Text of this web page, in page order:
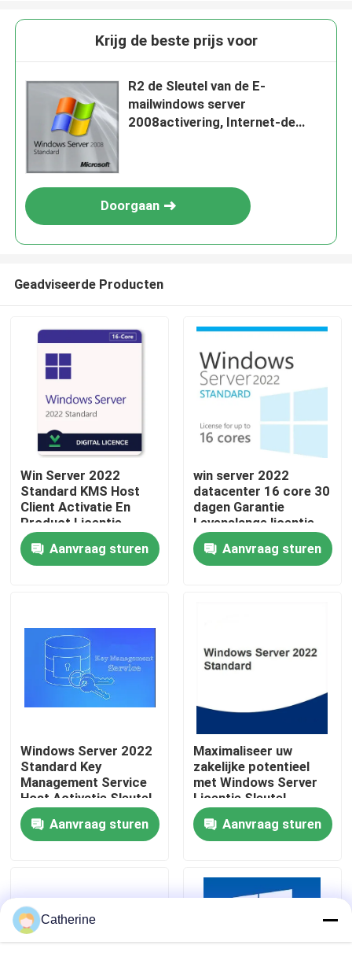
Huis
Producten
Over ons
Kwaliteitscontrole
Neem contact met ons op
Nieuws
Office 2024 Key kopen
Krijg de beste prijs voor
R2 de Sleutel van de E-
mailwindows server
2008activering, Internet-de
Doorgaan
Geadviseerde Producten
Win Server 2022
Standard KMS Host
Client Activatie En
Product Licentie
Sleutel
Aanvraag sturen
win server 2022
datacenter 16 core 30
dagen Garantie
Levenslange licentie
Aanvraag sturen
Windows Server 2022
Standard Key
Management Service
Host Activatie Sleutel
Aanvraag sturen
Maximaliseer uw
zakelijke potentieel
met Windows Server
Licentie Sleutel
Aanvraag sturen
Catherine